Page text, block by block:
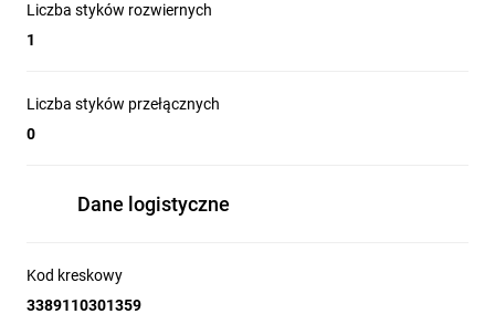
Liczba styków rozwiernych
1
Liczba styków przełącznych
0
Dane logistyczne
Kod kreskowy
3389110301359